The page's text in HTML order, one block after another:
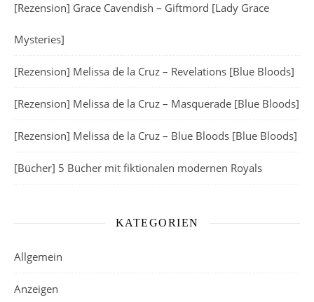
[Rezension] Grace Cavendish – Giftmord [Lady Grace
Mysteries]
[Rezension] Melissa de la Cruz – Revelations [Blue Bloods]
[Rezension] Melissa de la Cruz – Masquerade [Blue Bloods]
[Rezension] Melissa de la Cruz – Blue Bloods [Blue Bloods]
[Bücher] 5 Bücher mit fiktionalen modernen Royals
KATEGORIEN
Allgemein
Anzeigen